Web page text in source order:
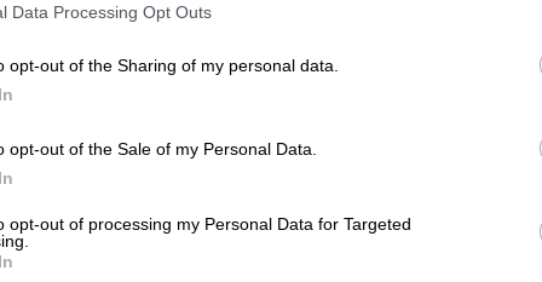
Data Processing Opt Outs
opt-out of the Sharing of my personal data.
opt-out of the Sale of my Personal Data.
opt-out of processing my Personal Data for Targeted
November 5, 2022
τοίχο μεταξύ των δύο έργων τέχνης,
του Παρισιού για τον περιορισμό της
Κελσίου σε σχέση με τα
τη διαμαρτυρία που έλαβε
ζημιές, αλλά οι κορνίζες έχουν